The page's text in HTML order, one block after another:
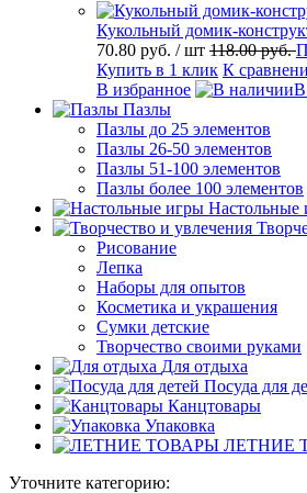
Кукольный домик-
70.80 руб. / шт 118.00 руб.
Купить в 1 клик К
В избранное
В
Пазлы
Пазлы до 25 элементов
Пазлы 26-50 элементов
Пазлы 51-100 элементов
Пазлы более 100 элементов
Настольные
Рисование
Лепка
Наборы для опытов
Косметика и украшения
Сумки детские
Творчество своими руками
Для отдыха
Посуда для
Канцтовары
Упаковка
ЛЕТНИЕ
Уточните категорию: